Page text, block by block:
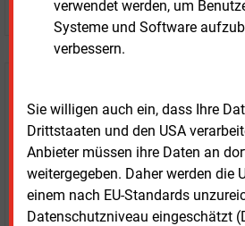
verwendet werden, um
Systeme und Software
verbessern.
Sie willigen auch ein, dass Ihre
Drittstaaten und den USA
Anbieter müssen ihre Daten an
weitergegeben. Daher werden die
einem nach EU-Standards
Datenschutzniveau eingeschätzt